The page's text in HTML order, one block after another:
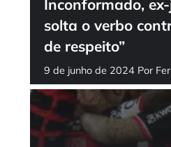
Inconformado,
solta o verbo
de respeito”
9 de junho de 2024 Por